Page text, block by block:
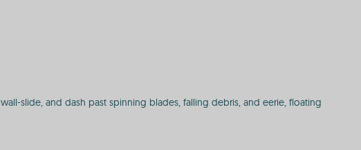
slide, and dash past spinning blades, falling debris, and eerie, floating